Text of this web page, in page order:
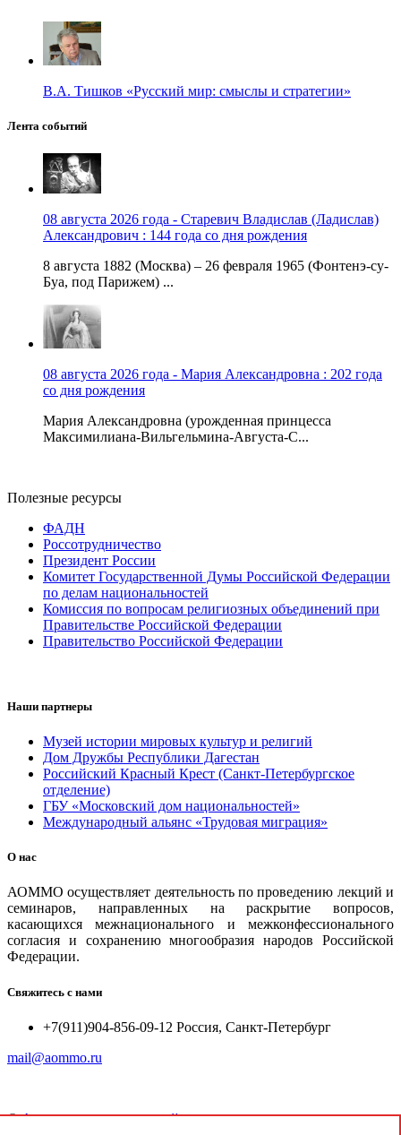
В.А. Тишков «Русский мир: смыслы и стратегии»
Лента событий
08 августа 2026 года - Старевич Владислав (Ладислав)
Александрович : 144 года со дня рождения
8 августа 1882 (Москва) – 26 февраля 1965 (Фонтенэ-су-
Буа, под Парижем) ...
08 августа 2026 года - Мария Александровна : 202 года
со дня рождения
Мария Александровна (урожденная принцесса
Максимилиана-Вильгельмина-Августа-С...
Полезные ресурсы
ФАДН
Россотрудничество
Президент России
Комитет Государственной Думы Российской Федерации
по делам национальностей
Комиссия по вопросам религиозных объединений при
Правительстве Российской Федерации
Правительство Российской Федерации
Наши партнеры
Музей истории мировых культур и религий
Дом Дружбы Республики Дагестан
Российский Красный Крест (Санкт-Петербургское
отделение)
ГБУ «Московский дом национальностей»
Международный альянс «Трудовая миграция»
О нас
АОММО осуществляет деятельность по проведению лекций и
семинаров, направленных на раскрытие вопросов,
касающихся межнационального и межконфессионального
согласия и сохранению многообразия народов Российской
Федерации.
Свяжитесь с нами
+7(911)904-856-09-12 Россия, Санкт-Петербург
mail@aommo.ru
© Ассоциация организаций по реализации национальных